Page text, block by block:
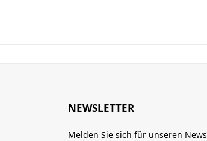
NEWSLETTER
Melden Sie sich für unseren